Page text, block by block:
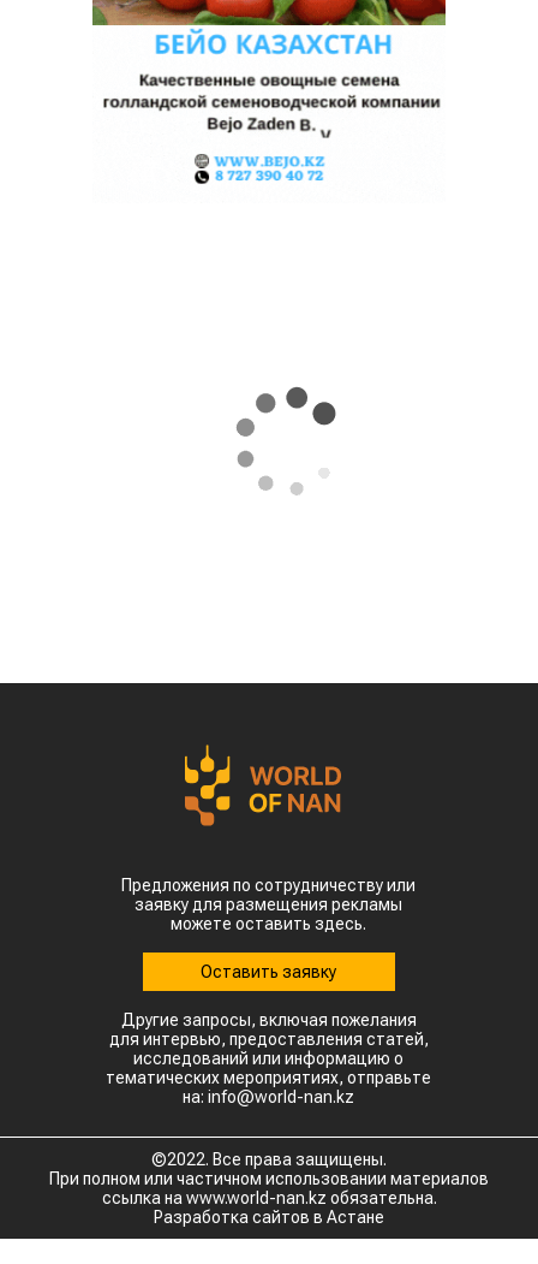
Предложения по сотрудничеству или
заявку для размещения рекламы
можете оставить здесь.
Оставить заявку
Другие запросы, включая пожелания
для интервью, предоставления статей,
исследований или информацию о
тематических мероприятиях, отправьте
на: info@world-nan.kz
©2022. Все права защищены.
При полном или частичном использовании материалов
ссылка на www.world-nan.kz обязательна.
Разработка сайтов в Астане